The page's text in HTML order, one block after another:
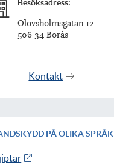
Besöksadress:
Olovsholmsgatan 12
506 34 Borås
Kontakt
PÅ OLIKA SPRÅK